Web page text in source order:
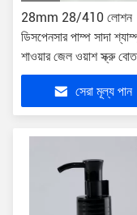
28mm 28/410 লোশন
ডিসপেনসার পাম্প সাদা
শাওয়ার জেল ওয়াশ স্ক্রু
জন্য
সেরা মূল্য পান